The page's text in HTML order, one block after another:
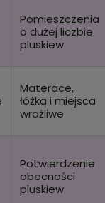
Pomieszczenia
o dużej liczbie
pluskiew
Materace,
łóżka i miejsca
wrażliwe
Potwierdzenie
obecności
pluskiew